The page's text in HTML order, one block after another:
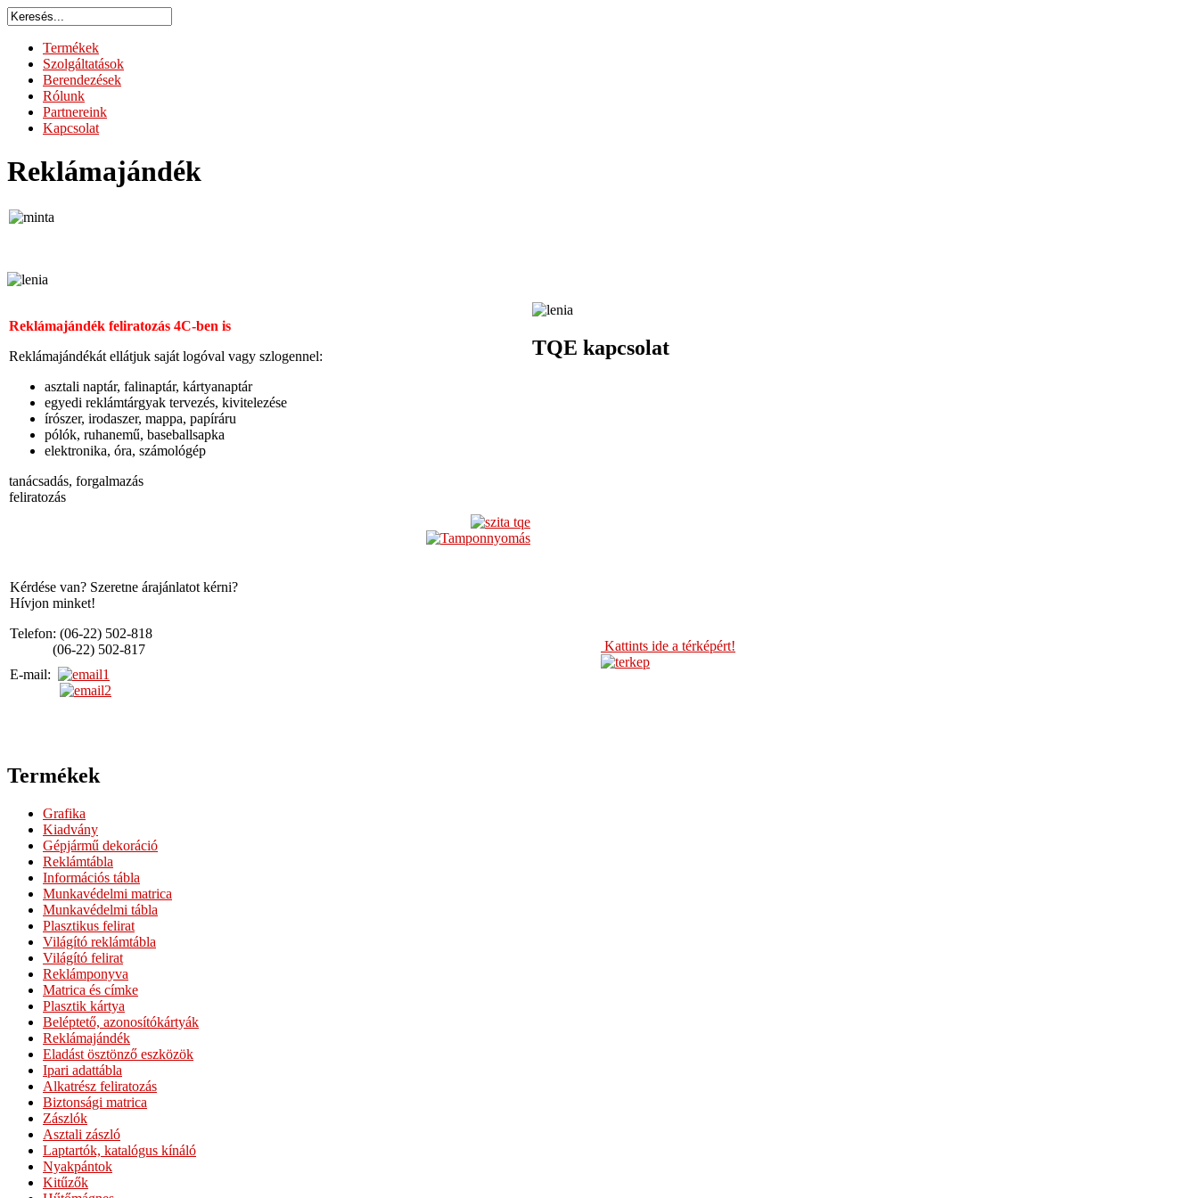
Termékek
Szolgáltatások
Berendezések
Rólunk
Partnereink
Kapcsolat
Reklámajándék
Reklámajándék feliratozás 4C-ben is
Reklámajándékát ellátjuk saját logóval vagy szlogennel:
asztali naptár, falinaptár, kártyanaptár
egyedi reklámtárgyak tervezés, kivitelezése
írószer, irodaszer, mappa, papíráru
pólók, ruhanemű, baseballsapka
elektronika, óra, számológép
tanácsadás, forgalmazás
feliratozás
TQE kapcsolat
Kérdése van? Szeretne árajánlatot kérni?
Hívjon minket!
Telefon: (06-22) 502-818
(06-22) 502-817
E-mail:
Kattints ide a térképért!
Termékek
Grafika
Kiadvány
Gépjármű dekoráció
Reklámtábla
Információs tábla
Munkavédelmi matrica
Munkavédelmi tábla
Plasztikus felirat
Világító reklámtábla
Világító felirat
Reklámponyva
Matrica és címke
Plasztik kártya
Beléptető, azonosítókártyák
Reklámajándék
Eladást ösztönző eszközök
Ipari adattábla
Alkatrész feliratozás
Biztonsági matrica
Zászlók
Asztali zászló
Laptartók, katalógus kínáló
Nyakpántok
Kitűzők